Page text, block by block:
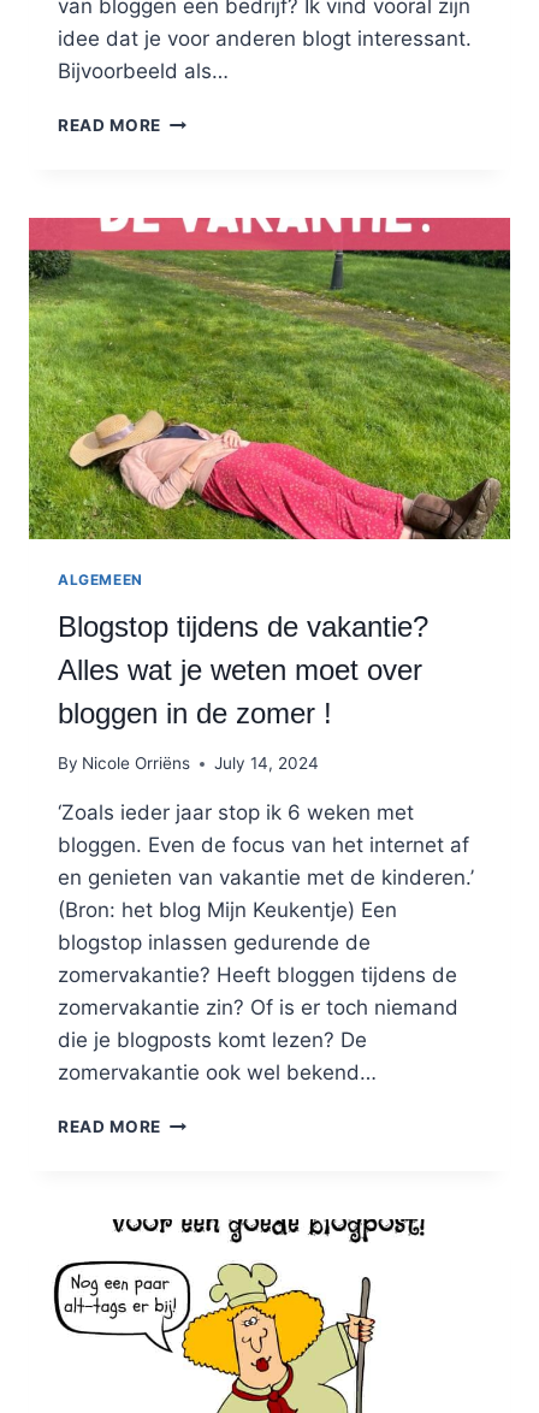
van bloggen een bedrijf? Ik vind vooral zijn
idee dat je voor anderen blogt interessant.
Bijvoorbeeld als…
READ MORE HOE
BLOGGEN
EEN
BEDRIJF:
FREELANCE
BLOGGER
WORDEN
ALGEMEEN
Blogstop tijdens de vakantie?
Alles wat je weten moet over
bloggen in de zomer !
By Nicole Orriëns July 14, 2024
‘Zoals ieder jaar stop ik 6 weken met
bloggen. Even de focus van het internet af
en genieten van vakantie met de kinderen.’
(Bron: het blog Mijn Keukentje) Een
blogstop inlassen gedurende de
zomervakantie? Heeft bloggen tijdens de
zomervakantie zin? Of is er toch niemand
die je blogposts komt lezen? De
zomervakantie ook wel bekend…
READ MORE BLOGSTOP
ALLES
JE
WETEN
MOET
OVER
BLOGGEN